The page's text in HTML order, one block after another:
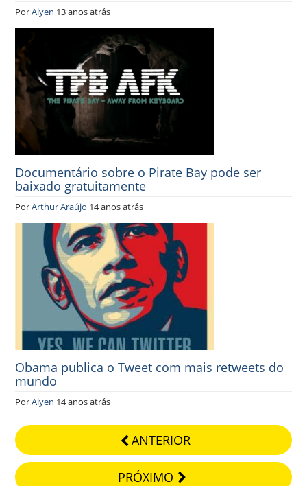
PorAlyen 13 anos atrás
Documentário sobre o Pirate Bay pode ser
baixado gratuitamente
PorArthur Araújo 14 anos atrás
Obama publica o Tweet com mais retweets do
mundo
PorAlyen 14 anos atrás
ANTERIOR
PRÓXIMO